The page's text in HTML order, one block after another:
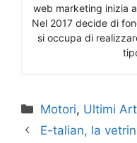
web marketing inizia
Nel 2017 decide di
si occupa di
Categorie
Motori, Ultimi
E-talian, la